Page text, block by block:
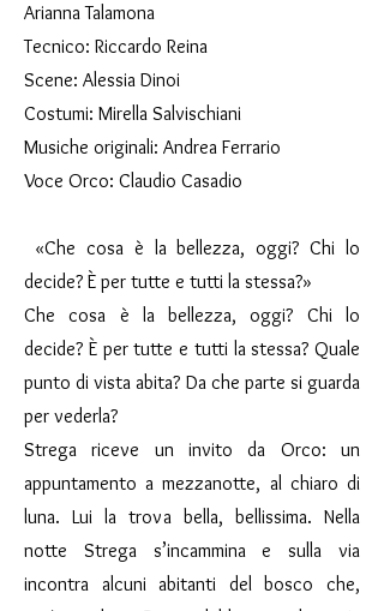
Arianna Talamona
Tecnico: Riccardo Reina
Scene: Alessia Dinoi
Costumi: Mirella Salvischiani
Musiche originali: Andrea Ferrario
Voce Orco: Claudio Casadio
«Che cosa è la bellezza, oggi? Chi lo
decide? È per tutte e tutti la stessa?»
Che cosa è la bellezza, oggi? Chi lo
decide? È per tutte e tutti la stessa? Quale
punto di vista abita? Da che parte si guarda
per vederla?
Strega riceve un invito da Orco: un
appuntamento a mezzanotte, al chiaro di
luna. Lui la trova bella, bellissima. Nella
notte Strega s’incammina e sulla via
incontra alcuni abitanti del bosco che,